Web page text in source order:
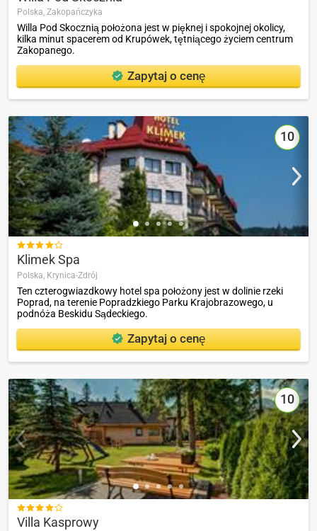
Polska, Zakopańczyka
Willa Pod Skocznią położona jest w pięknej i spokojnej okolicy,
kilka minut spacerem od Krupówek, tętniącego życiem centrum
Zakopanego.
Zapytaj o cenę
10

Klimek Spa
Polska, Krynica-Zdrój
Ten czterogwiazdkowy hotel spa położony jest w dolinie rzeki
Poprad, na terenie Popradzkiego Parku Krajobrazowego, u
podnóża Beskidu Sądeckiego.
Zapytaj o cenę
10

Villa Kasprowy